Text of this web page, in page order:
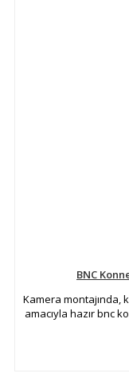
BNC
Kamera montajında,
amacıyla hazır bnc